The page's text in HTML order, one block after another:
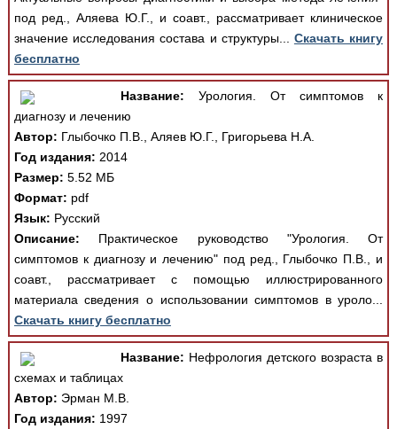
под ред., Аляева Ю.Г., и соавт., рассматривает клиническое
значение исследования состава и структуры... Скачать книгу
бесплатно
Название: Урология. От симптомов к
диагнозу и лечению
Автор: Глыбочко П.В., Аляев Ю.Г., Григорьева Н.А.
Год издания: 2014
Размер: 5.52 МБ
Формат: pdf
Язык: Русский
Описание: Практическое руководство "Урология. От
симптомов к диагнозу и лечению" под ред., Глыбочко П.В., и
соавт., рассматривает с помощью иллюстрированного
материала сведения о использовании симптомов в уроло...
Скачать книгу бесплатно
Название: Нефрология детского возраста в
схемах и таблицах
Автор: Эрман М.В.
Год издания: 1997